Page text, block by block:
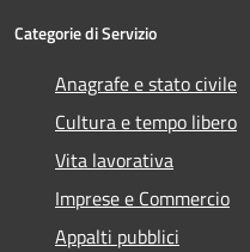
Categorie di Servizio
Anagrafe e stato civile
Cultura e tempo libero
Vita lavorativa
Imprese e Commercio
Appalti pubblici